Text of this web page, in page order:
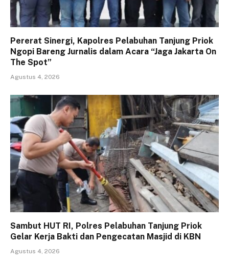
Pererat Sinergi, Kapolres Pelabuhan Tanjung Priok
Ngopi Bareng Jurnalis dalam Acara “Jaga Jakarta On
The Spot”
Agustus 4, 2026
Sambut HUT RI, Polres Pelabuhan Tanjung Priok
Gelar Kerja Bakti dan Pengecatan Masjid di KBN
Agustus 4, 2026